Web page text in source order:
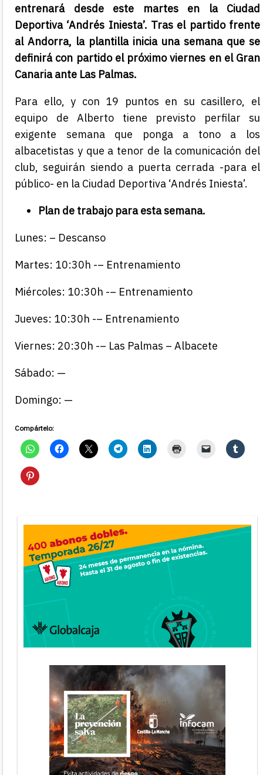
entrenará desde este martes en la Ciudad
Deportiva ‘Andrés Iniesta’. Tras el partido frente
al Andorra, la plantilla inicia una semana que se
definirá con partido el próximo viernes en el Gran
Canaria ante Las Palmas.
Para ello, y con 19 puntos en su casillero, el
equipo de Alberto tiene previsto perfilar su
exigente semana que ponga a tono a los
albacetistas y que a tenor de la comunicación del
club, seguirán siendo a puerta cerrada -para el
público- en la Ciudad Deportiva ‘Andrés Iniesta’.
Plan de trabajo para esta semana.
Lunes: – Descanso
Martes: 10:30h -– Entrenamiento
Miércoles: 10:30h -– Entrenamiento
Jueves: 10:30h -– Entrenamiento
Viernes: 20:30h -– Las Palmas – Albacete
Sábado: —
Domingo: —
Compártelo: